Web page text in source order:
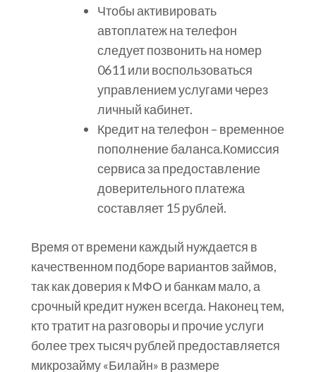
Чтобы активировать
автоплатеж на телефон
следует позвонить на номер
0611 или воспользоваться
управлением услугами через
личный кабинет.
Кредит на телефон – временное
пополнение баланса.Комиссия
сервиса за предоставление
доверительного платежа
составляет 15 рублей.
Время от времени каждый нуждается в
качественном подборе вариантов займов,
так как доверия к МФО и банкам мало, а
срочный кредит нужен всегда. Наконец тем,
кто тратит на разговоры и прочие услуги
более трех тысяч рублей предоставляется
микрозайму «Билайн» в размере